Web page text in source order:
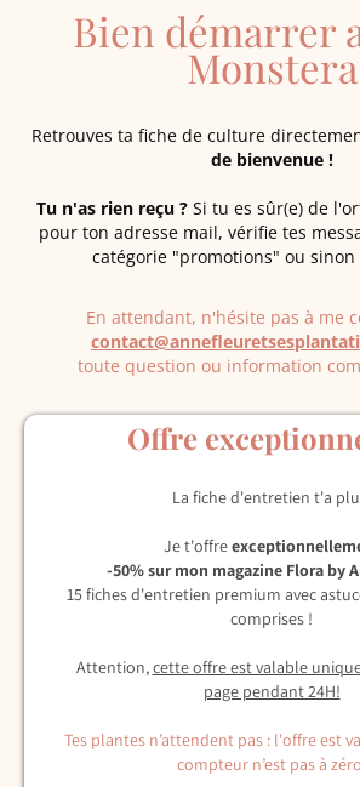
Bien démarrer
Monstera
Retrouves ta fiche de culture
de bienvenue !
Tu n'as rien reçu ? Si tu es sûr(e) de
pour ton adresse mail, vérifie tes
catégorie "promotions" ou sinon
En attendant, n'hésite pas à me
toute question ou information
Offre
La fiche d'entretien t'a
Je t'offre
-50% sur mon magazine Flora by
15 fiches d'entretien premium avec
comprises !
Attention,cette offre est valable
page pendant 24H!
Tes plantes n’attendent pas : l'offre est
compteur n’est pas à